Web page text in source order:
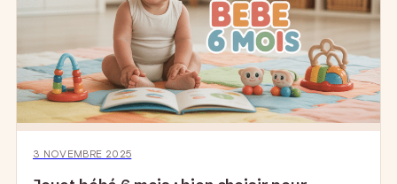
3 NOVEMBRE 2025